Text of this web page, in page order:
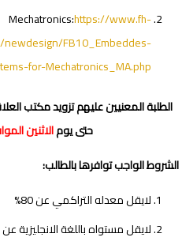
https://www.fh-
FB10_Embeddes-
for-Mechatronics_MA.php
الطلبة المعنيين عليهم تزويد مكتب
حتى يومالاثنين الموافق
الشروط الواجب توافرها بالطالب:
لايقل معدله التراكمي عن 80%
لايقل مستواه باللغة الانجليزية عن B2 (متوسط متقدم)